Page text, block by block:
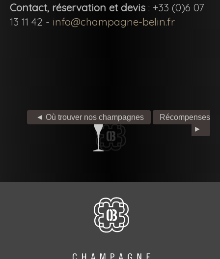
Contact, réservation et devis : +33 (0)6 07
13 11 42 - info@champagne-belin.fr
◄ Où trouver nos champagnes
Récompenses
►